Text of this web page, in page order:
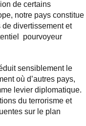
de certains
notre pays constitue
divertissement et
pourvoyeur
sensiblement le
où d’autres pays,
levier diplomatique.
du terrorisme et
sur le plan